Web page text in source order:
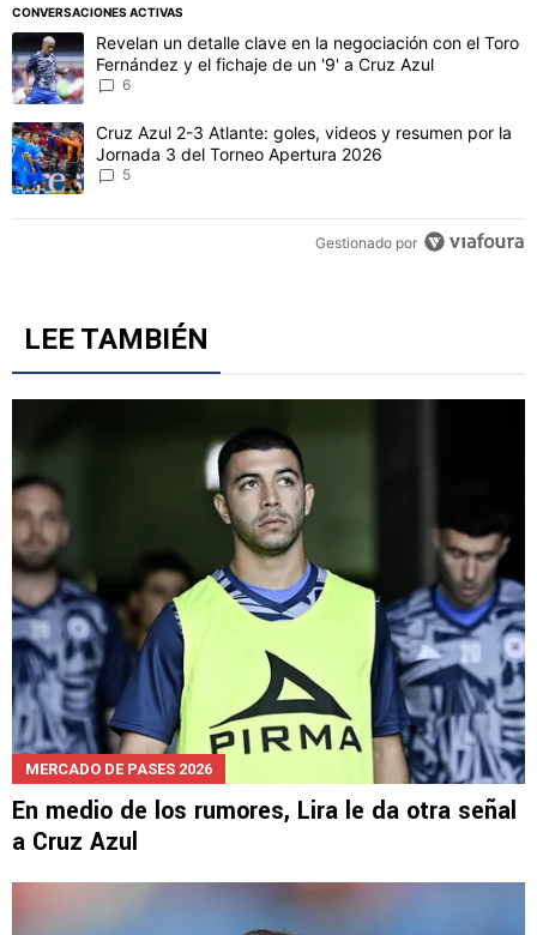
CONVERSACIONES ACTIVAS
Este listado muestra los artículos con más comentarios en los
Un artículo de tendencia con el título "Revelan un detalle clave
Revelan un detalle clave en la negociación con el Toro
Fernández y el fichaje de un '9' a Cruz Azul
Un artículo de tendencia con el título "Cruz Azul 2-3 Atlante:
Cruz Azul 2-3 Atlante: goles, videos y resumen por la
LEE TAMBIÉN
En medio de los rumores, Lira le da otra señal